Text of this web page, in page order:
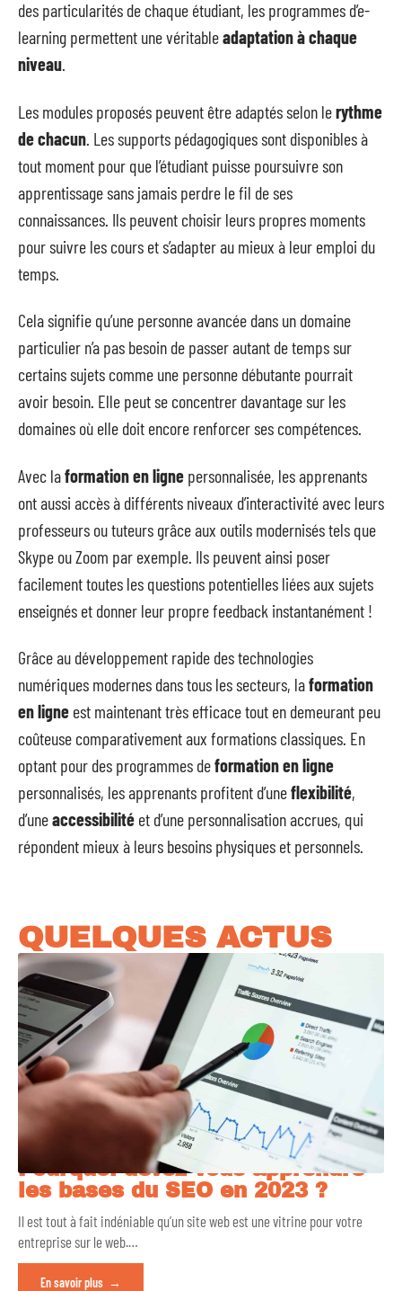
des particularités de chaque étudiant, les programmes d’e-
learning permettent une véritableadaptation à chaque
niveau.
Les modules proposés peuvent être adaptés selon lerythme
de chacun . Les supports pédagogiques sont disponibles à
tout moment pour que l’étudiant puisse poursuivre son
apprentissage sans jamais perdre le fil de ses
connaissances. Ils peuvent choisir leurs propres moments
pour suivre les cours et s’adapter au mieux à leur emploi du
temps.
Cela signifie qu’une personne avancée dans un domaine
particulier n’a pas besoin de passer autant de temps sur
certains sujets comme une personne débutante pourrait
avoir besoin. Elle peut se concentrer davantage sur les
domaines où elle doit encore renforcer ses compétences.
Avec laformation en ligne personnalisée, les apprenants
ont aussi accès à différents niveaux d’interactivité avec leurs
professeurs ou tuteurs grâce aux outils modernisés tels que
Skype ou Zoom par exemple. Ils peuvent ainsi poser
facilement toutes les questions potentielles liées aux sujets
enseignés et donner leur propre feedback instantanément !
Grâce au développement rapide des technologies
numériques modernes dans tous les secteurs, laformation
en ligne est maintenant très efficace tout en demeurant peu
coûteuse comparativement aux formations classiques. En
optant pour des programmes deformation en ligne
personnalisés, les apprenants profitent d’uneflexibilité,
d’uneaccessibilité et d’une personnalisation accrues, qui
répondent mieux à leurs besoins physiques et personnels.
QUELQUES ACTUS
Pourquoi devez-vous apprendre
les bases du SEO en 2023 ?
Il est tout à fait indéniable qu’un site web est une vitrine pour votre
entreprise sur le web.…
En savoir plus